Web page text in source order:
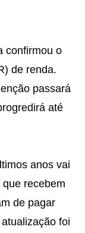
confirmou o
de renda.
passará
até
anos vai
recebem
de pagar
foi